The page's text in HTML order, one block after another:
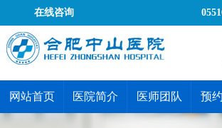
网站首页 医院简介 医师团队 预
在线咨询